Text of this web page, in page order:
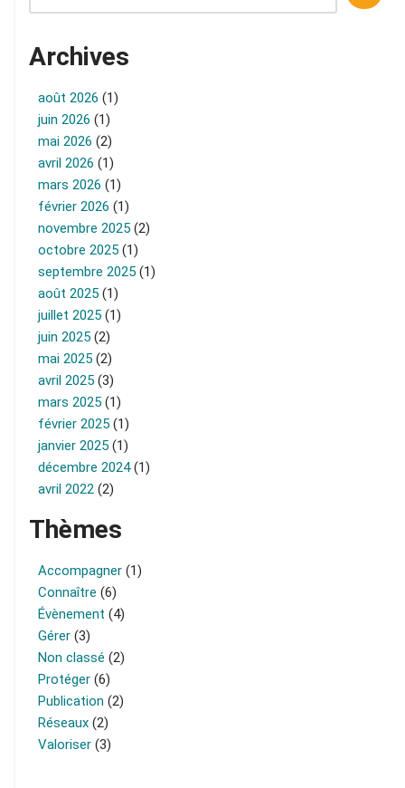
Archives
août 2026 (1)
juin 2026 (1)
mai 2026 (2)
avril 2026 (1)
mars 2026 (1)
février 2026 (1)
novembre 2025 (2)
octobre 2025 (1)
septembre 2025 (1)
août 2025 (1)
juillet 2025 (1)
juin 2025 (2)
mai 2025 (2)
avril 2025 (3)
mars 2025 (1)
février 2025 (1)
janvier 2025 (1)
décembre 2024(1)
avril 2022 (2)
Thèmes
Accompagner (1)
Connaître (6)
Évènement (4)
Gérer (3)
Non classé (2)
Protéger (6)
Publication (2)
Réseaux (2)
Valoriser (3)